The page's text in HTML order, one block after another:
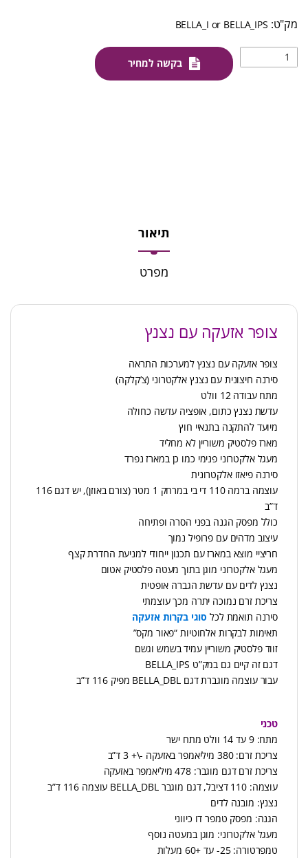
BELLA_I or BELLA_IPS
בקשה למחיר
תיאור
מפרט
צופר אזעקה עם נצנץ
צופר אזעקה עם נצנץ למערכות התראה
סירנה חיצונית עם נצנץ אלקטרוני (צ’קלקה)
מתח עבודה 12 וולט
עדשת נצנץ כתום, אופציה עדשה כחולה
מיועד להתקנה בתנאיי חוץ
מארז פלסטיק משוריין לא מחליד
מעגל אלקטרוני פנימי כמו כן במארז נפרד
סירנה פיאזו אלקטרונית
עוצמה ברמה 110 די בי במרחק 1 מטר (צורם באוזן), יש דגם 116
ד”ב
כולל מפסק הגנה בפני הסרה ופתיחה
עיצוב מדהים עם פרופיל נמוך
חריציי מוצא במארז עם תכנון ייחודי למניעת החדרת קצף
מעגל אלקטרוני מוגן בתוך מעטה פלסטיק אטום
נצנץ לדים עם עדשת הגברה אופטית
צריכת זרם נמוכה יתרה מכך עוצמתי
סירנה תואמת לכל סוגי בקרות אזעקה
תאימות לבקרות אלחוטיות “פאור מקס”
זווד פלסטיק משוריין עמיד בשמש וגשם
דגם זה קיים גם במק”ט BELLA_IPS
עבור עוצמה מוגברת דגם BELLA_DBL מפיק 116 ד”ב
טכני
מתח: 9 עד 14 וולט מתח ישר
צריכת זרם: 380 מיליאמפר באזעקה -\+ 3 ד”ב
צריכת זרם דגם מוגבר: 478 מיליאמפר באזעקה
עוצמה: 110 דציבל, דגם מוגבר BELLA_DBL עוצמה 116 ד”ב
נצנץ: מובנה לדים
הגנה: מפסק טמפר דו כיווני
מעגל אלקטרוני: מוגן במעטה נוסף
טמפרטורה: 25- עד +60 מעלות